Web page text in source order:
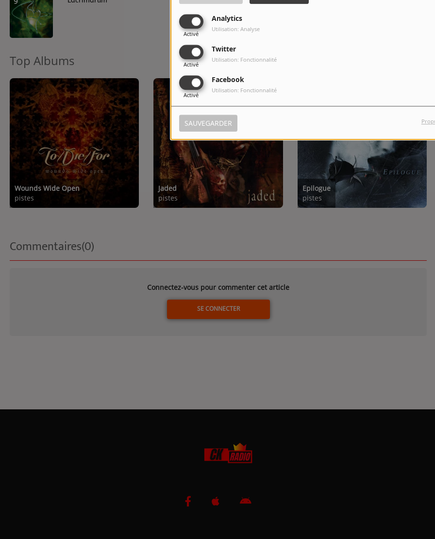
Analytics
Activé
Utilisation: Analyse
Twitter
Activé
Utilisation: Fonctionnalité
Facebook
Activé
Utilisation: Fonctionnalité
SAUVEGARDER
Top Albums
Wounds Wide Open
pistes
Jaded
pistes
Epilogue
pistes
Commentaires(0)
Connectez-vous pour commenter cet article
SE CONNECTER